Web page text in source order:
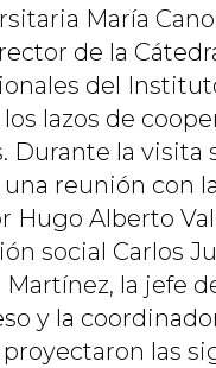
María
de la
del
lazos de
Durante la visita
una reunión con
Hugo Alberto
social Carlos
la jefe
y la
proyectaron las